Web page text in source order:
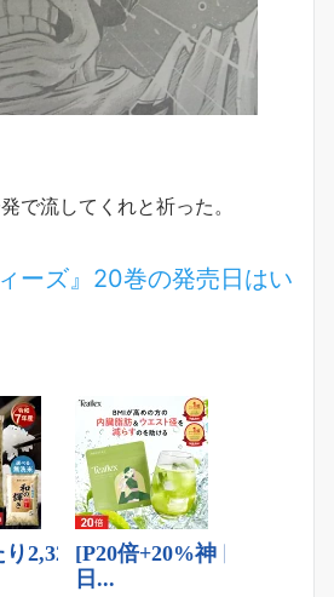
で流してくれと祈った。
ーズ』20巻の発売日はい